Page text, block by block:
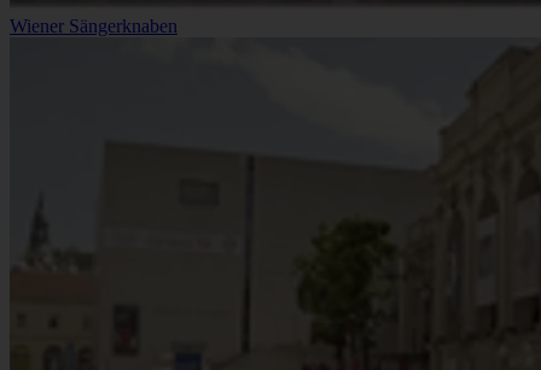
Wiener Sängerknaben